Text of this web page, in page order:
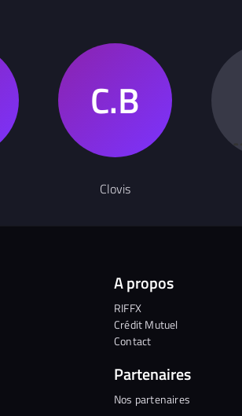
Clovis
A propos
RIFFX
Crédit Mutuel
Contact
Partenaires
Nos partenaires